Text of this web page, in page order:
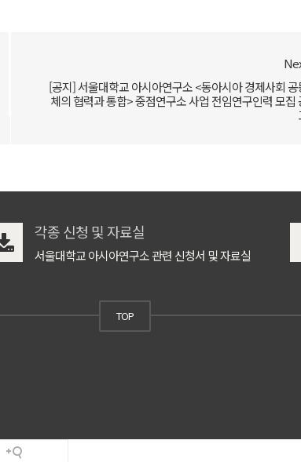
[공지] 서울대학교 아시아연구소 <동아시아 경제사회 공
체의 협력과 통합> 중점연구소 사업 전임연구인력 모집
각종 신청 및 자료실
서울대학교 아시아연구소 관련 신청서 및 자료실
TOP